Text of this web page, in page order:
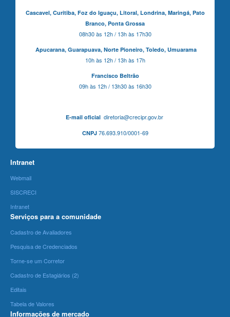
Cascavel, Curitiba,Foz do Iguaçu, Litoral, Londrina, Maringá, Pato
Branco, Ponta Grossa
08h30 às 12h / 13h às 17h30
Apucarana, Guarapuava, Norte Pioneiro, Toledo, Umuarama
10h às 12h / 13h às 17h
Francisco Beltrão
09h às 12h / 13h30 às 16h30
E-mail oficialdiretoria@crecipr.gov.br
CNPJ76.693.910/0001-69
Intranet
Webmail
SISCRECI
Intranet
Serviços para a comunidade
Cadastro de Avaliadores
Pesquisa de Credenciados
Torne-se um Corretor
Cadastro de Estagiários (2)
Editais
Tabela de Valores
Informações de mercado